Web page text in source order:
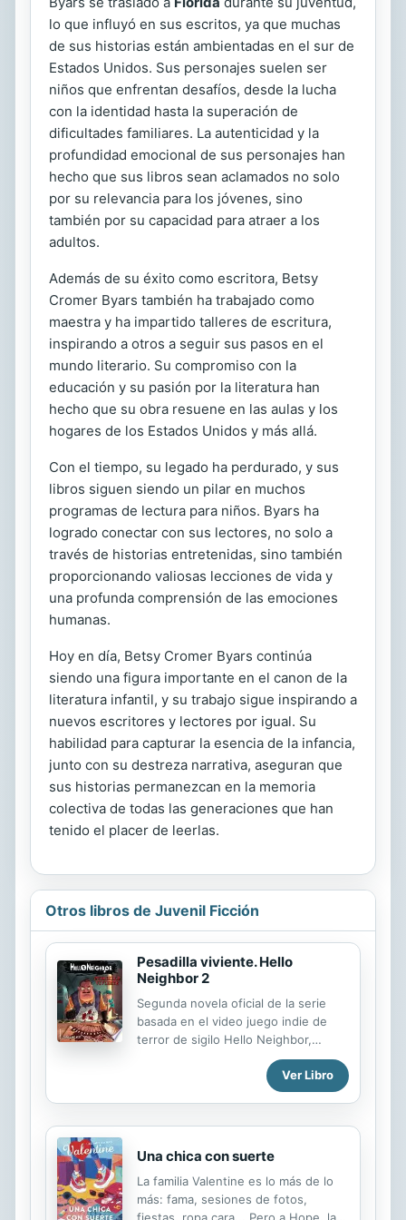
lo que influyó en sus escritos, ya que muchas
de sus historias están ambientadas en el sur de
Estados Unidos. Sus personajes suelen ser
niños que enfrentan desafíos, desde la lucha
con la identidad hasta la superación de
dificultades familiares. La autenticidad y la
profundidad emocional de sus personajes han
hecho que sus libros sean aclamados no solo
por su relevancia para los jóvenes, sino
también por su capacidad para atraer a los
adultos.
Además de su éxito como escritora, Betsy
Cromer Byars también ha trabajado como
maestra y ha impartido talleres de escritura,
inspirando a otros a seguir sus pasos en el
mundo literario. Su compromiso con la
educación y su pasión por la literatura han
hecho que su obra resuene en las aulas y los
hogares de los Estados Unidos y más allá.
Con el tiempo, su legado ha perdurado, y sus
libros siguen siendo un pilar en muchos
programas de lectura para niños. Byars ha
logrado conectar con sus lectores, no solo a
través de historias entretenidas, sino también
proporcionando valiosas lecciones de vida y
una profunda comprensión de las emociones
humanas.
Hoy en día, Betsy Cromer Byars continúa
siendo una figura importante en el canon de la
literatura infantil, y su trabajo sigue inspirando a
nuevos escritores y lectores por igual. Su
habilidad para capturar la esencia de la infancia,
junto con su destreza narrativa, aseguran que
sus historias permanezcan en la memoria
colectiva de todas las generaciones que han
tenido el placer de leerlas.
Otros libros de Juvenil Ficción
Pesadilla viviente. Hello
Neighbor 2
Segunda novela oficial de la serie
basada en el video juego indie de
terror de sigilo Hello Neighbor,
desarrollado por Dynamic Pixels.
Ver Libro
Una chica con suerte
La familia Valentine es lo más de lo
más: fama, sesiones de fotos,